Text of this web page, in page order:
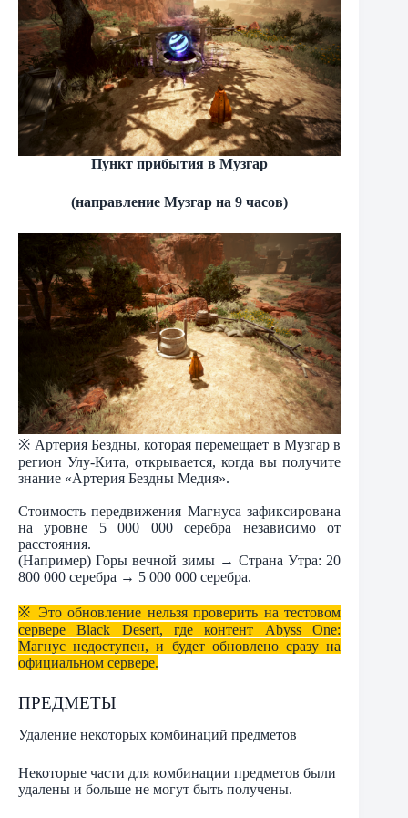
Пункт прибытия в Музгар
(направление Музгар на 9 часов)
※ Артерия Бездны, которая перемещает в Музгар в
регион Улу-Кита, открывается, когда вы получите
знание «Артерия Бездны Медия».
Стоимость передвижения Магнуса зафиксирована
на уровне 5 000 000 серебра независимо от
расстояния.
(Например) Горы вечной зимы → Страна Утра: 20
800 000 серебра → 5 000 000 серебра.
※ Это обновление нельзя проверить на тестовом
сервере Black Desert, где контент Abyss One:
Магнус недоступен, и будет обновлено сразу на
официальном сервере.
ПРЕДМЕТЫ
Удаление некоторых комбинаций предметов
Некоторые части для комбинации предметов были
удалены и больше не могут быть получены.